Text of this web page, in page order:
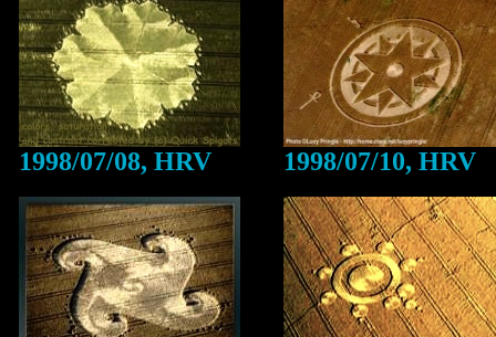
1998/07/08, HRV 1998/07/10, HRV